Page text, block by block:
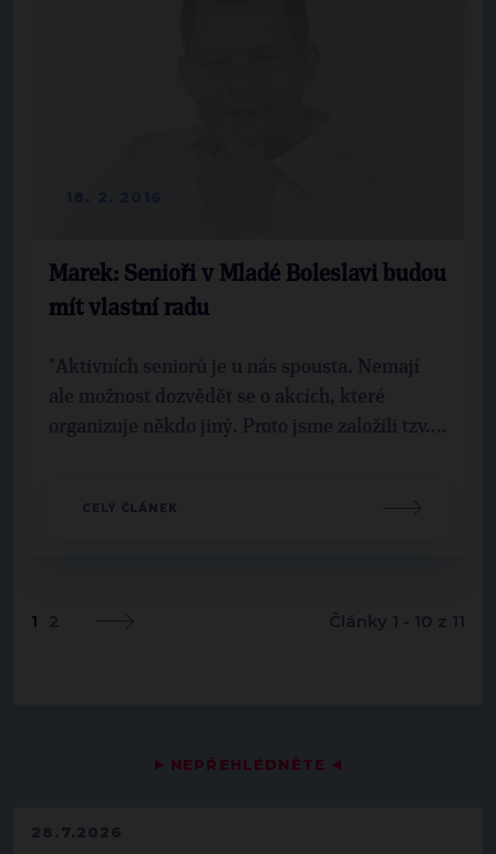
▶ NEPŘEHLÉDNĚTE ◀
28.7.2026
Marek: Senioři v Mladé Boleslavi budou
mít vlastní radu
"Aktivních seniorů je u nás spousta. Nemají
ale možnost dozvědět se o akcích, které
organizuje někdo jiný. Proto jsme založili tzv....
CELÝ ČLÁNEK
1 2 Články 1 - 10 z 11